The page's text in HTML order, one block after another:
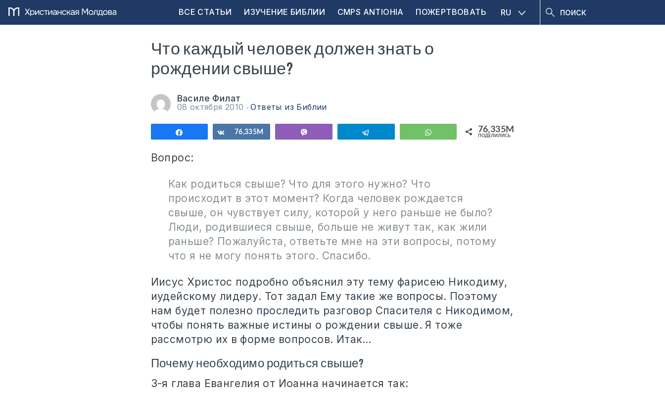
ВСЕ СТАТЬИ ИЗУЧЕНИЕ БИБЛИИ CMPS ANTIOHIA ПОЖЕРТВОВАТЬ RU
Что каждый человек должен знать о
рождении свыше?
Василе Филат
08 октября 2010 Ответы из Библии
Поделиться Поделиться
76,335M WhatsApp 76,335M
ПОДЕЛИЛИСЬ
Вопрос:
Как родиться свыше? Что для этого нужно? Что
происходит в этот момент? Когда человек рождается
свыше, он чувствует силу, которой у него раньше не было?
Люди, родившиеся свыше, больше не живут так, как жили
раньше? Пожалуйста, ответьте мне на эти вопросы, потому
что я не могу понять этого. Спасибо.
Иисус Христос подробно объяснил эту тему фарисею Никодиму,
иудейскому лидеру. Тот задал Ему такие же вопросы. Поэтому
нам будет полезно проследить разговор Спасителя с Никодимом,
чтобы понять важные истины о рождении свыше. Я тоже
рассмотрю их в форме вопросов. Итак…
Почему необходимо родиться свыше?
3-я глава Евангелия от Иоанна начинается так: